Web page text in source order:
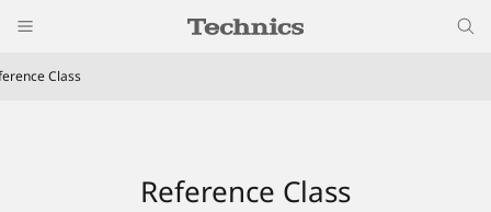
Class
Reference Class